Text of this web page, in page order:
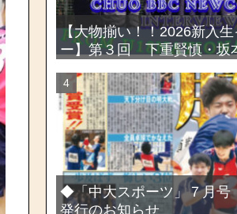
【大物揃い！！2026新入
ー】第３回 下重賢慎・坂
◆「中大スポーツ」７月号
発行のお知らせ